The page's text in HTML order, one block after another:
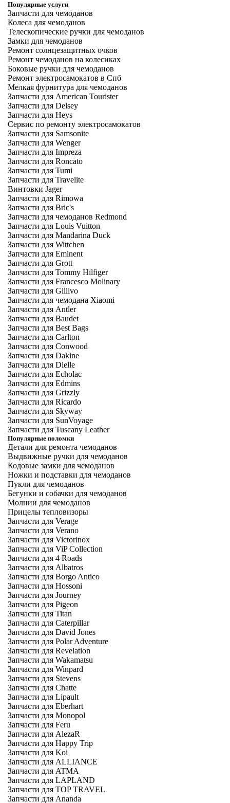
Популярные услуги
Запчасти для чемоданов
Колеса для чемоданов
Телескопические ручки для чемоданов
Замки для чемоданов
Ремонт солнцезащитных очков
Ремонт чемоданов на колесиках
Боковые ручки для чемоданов
Ремонт электросамокатов в Спб
Мелкая фурнитура для чемоданов
Запчасти для American Tourister
Запчасти для Delsey
Запчасти для Heys
Сервис по ремонту электросамокатов
Запчасти для Samsonite
Запчасти для Wenger
Запчасти для Impreza
Запчасти для Roncato
Запчасти для Tumi
Запчасти для Travelite
Винтовки Jager
Запчасти для Rimowa
Запчасти для Bric's
Запчасти для чемоданов Redmond
Запчасти для Louis Vuitton
Запчасти для Mandarina Duck
Запчасти для Wittchen
Запчасти для Eminent
Запчасти для Grott
Запчасти для Tommy Hilfiger
Запчасти для Francesco Molinary
Запчасти для Gillivo
Запчасти для чемодана Xiaomi
Запчасти для Antler
Запчасти для Baudet
Запчасти для Best Bags
Запчасти для Carlton
Запчасти для Conwood
Запчасти для Dakine
Запчасти для Dielle
Запчасти для Echolac
Запчасти для Edmins
Запчасти для Grizzly
Запчасти для Ricardo
Запчасти для Skyway
Запчасти для SunVoyage
Запчасти для Tuscany Leather
Популярные поломки
Детали для ремонта чемоданов
Выдвижные ручки для чемоданов
Кодовые замки для чемоданов
Ножки и подставки для чемоданов
Пукли для чемоданов
Бегунки и собачки для чемоданов
Молнии для чемоданов
Прицелы тепловизоры
Запчасти для Verage
Запчасти для Verano
Запчасти для Victorinox
Запчасти для ViP Collection
Запчасти для 4 Roads
Запчасти для Albatros
Запчасти для Borgo Antico
Запчасти для Hossoni
Запчасти для Journey
Запчасти для Pigeon
Запчасти для Titan
Запчасти для Caterpillar
Запчасти для David Jones
Запчасти для Polar Adventure
Запчасти для Revelation
Запчасти для Wakamatsu
Запчасти для Winpard
Запчасти для Stevens
Запчасти для Chatte
Запчасти для Lipault
Запчасти для Eberhart
Запчасти для Monopol
Запчасти для Feru
Запчасти для AlezaR
Запчасти для Happy Trip
Запчасти для Koi
Запчасти для ALLIANCE
Запчасти для ATMA
Запчасти для LAPLAND
Запчасти для TOP TRAVEL
Запчасти для Ananda